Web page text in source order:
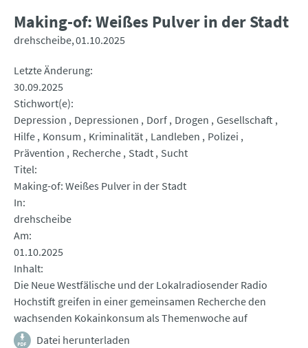
Making-of: Weißes Pulver in der Stadt
drehscheibe 01.10.2025
Letzte Änderung
30.09.2025
Stichwort(e)
Depression
Depressionen Dorf Drogen Gesellschaft
Hilfe Konsum Kriminalität Landleben
Polizei
Prävention
Recherche Stadt Sucht
Titel
Making-of: Weißes Pulver in der Stadt
In
drehscheibe
Am
01.10.2025
Inhalt
Die Neue Westfälische und der Lokalradiosender Radio
Hochstift greifen in einer gemeinsamen Recherche den
wachsenden Kokainkonsum als Themenwoche auf
Datei herunterladen